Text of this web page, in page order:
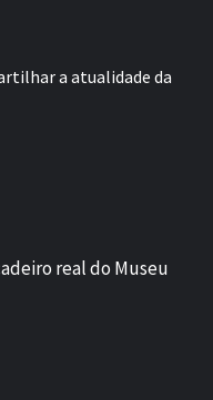
a atualidade da
real do Museu